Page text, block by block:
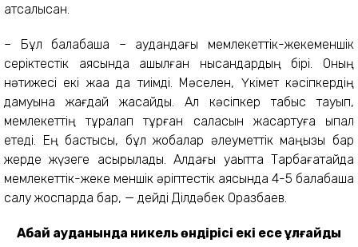
атсалысқан.
– Бұл балабақша – аудандағы мемлекеттік-жекеменшік
серіктестік аясында ашылған нысандардың бірі. Оның
нәтижесі екі жаққа да тиімді. Мәселен, Үкімет кәсіпкердің
дамуына жағдай жасайды. Ал кәсіпкер табыс тауып,
мемлекеттің тұралап тұрған саласын жақсартуға ықпал
етеді. Ең бастысы, бұл жобалар әлеуметтік маңызы бар
жерде жүзеге асырылады. Алдағы уақытта Тарбағатайда
мемлекеттік-жеке меншік әріптестік аясында 4-5 балабақша
салу жоспарда бар, — дейді Ділдәбек Оразбаев.
Абай ауданында никель өндірісі екі есе ұлғайды